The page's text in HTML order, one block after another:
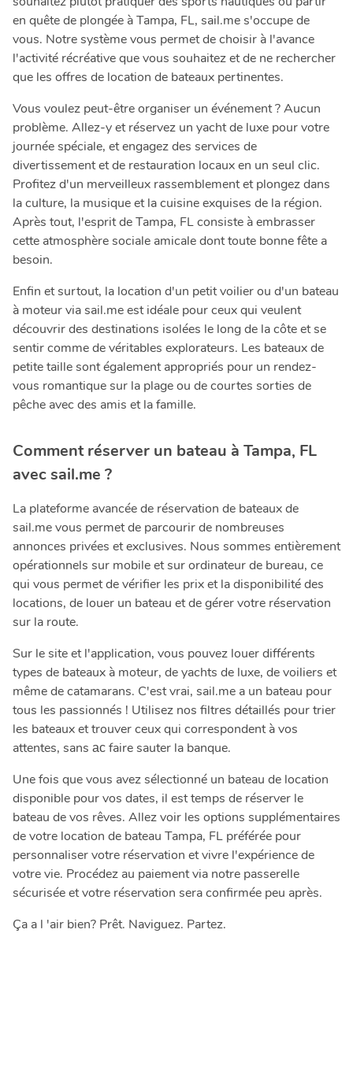
en quête de plongée à Tampa, FL, sail.me s'occupe de
vous. Notre système vous permet de choisir à l'avance
l'activité récréative que vous souhaitez et de ne rechercher
que les offres de location de bateaux pertinentes.
Vous voulez peut-être organiser un événement ? Aucun
problème. Allez-y et réservez un yacht de luxe pour votre
journée spéciale, et engagez des services de
divertissement et de restauration locaux en un seul clic.
Profitez d'un merveilleux rassemblement et plongez dans
la culture, la musique et la cuisine exquises de la région.
Après tout, l'esprit de Tampa, FL consiste à embrasser
cette atmosphère sociale amicale dont toute bonne fête a
besoin.
Enfin et surtout, la location d'un petit voilier ou d'un bateau
à moteur via sail.me est idéale pour ceux qui veulent
découvrir des destinations isolées le long de la côte et se
sentir comme de véritables explorateurs. Les bateaux de
petite taille sont également appropriés pour un rendez-
vous romantique sur la plage ou de courtes sorties de
pêche avec des amis et la famille.
Comment réserver un bateau à Tampa, FL
avec sail.me ?
La plateforme avancée de réservation de bateaux de
sail.me vous permet de parcourir de nombreuses
annonces privées et exclusives. Nous sommes entièrement
opérationnels sur mobile et sur ordinateur de bureau, ce
qui vous permet de vérifier les prix et la disponibilité des
locations, de louer un bateau et de gérer votre réservation
sur la route.
Sur le site et l'application, vous pouvez louer différents
types de bateaux à moteur, de yachts de luxe, de voiliers et
même de catamarans. C'est vrai, sail.me a un bateau pour
tous les passionnés ! Utilisez nos filtres détaillés pour trier
les bateaux et trouver ceux qui correspondent à vos
attentes, sans ас faire sauter la banque.
Une fois que vous avez sélectionné un bateau de location
disponible pour vos dates, il est temps de réserver le
bateau de vos rêves. Allez voir les options supplémentaires
de votre location de bateau Tampa, FL préférée pour
personnaliser votre réservation et vivre l'expérience de
votre vie. Procédez au paiement via notre passerelle
sécurisée et votre réservation sera confirmée peu après.
Ça a l 'air bien? Prêt. Naviguez. Partez.